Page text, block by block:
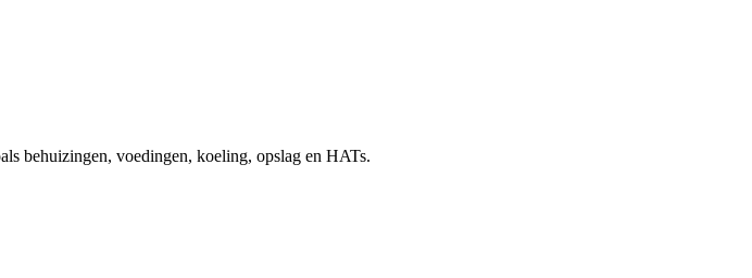
behuizingen, voedingen, koeling, opslag en HATs.